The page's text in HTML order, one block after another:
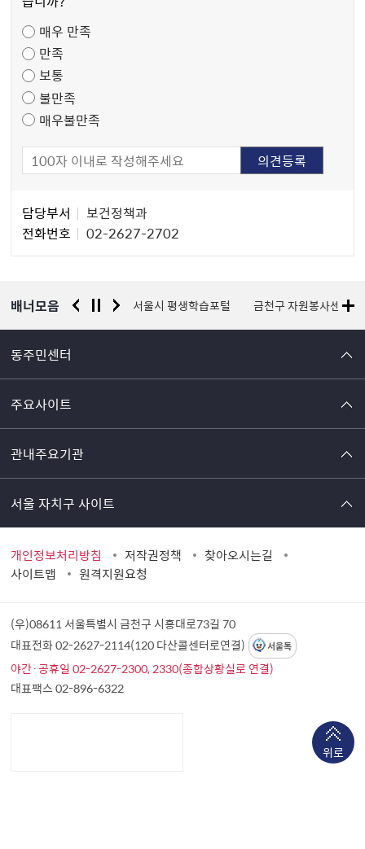
도
조
사
매우 만족
만족
보통
불만족
매우불만족
자
담당부서
보건정책과
전화번호
02-2627-2702
배너모음
경찰청 유실물 통합포털 서울시 평생학습포털 금천구 자원봉사센터
동주민센터
주요사이트
관내주요기관
서울 자치구 사이트
개인정보처리방침 저작권정책
찾아오시는길
사이트맵
원격지원요청
위로
(우)08611 서울특별시 금천구 시흥대로73길 70
대표전화 02-2627-2114(120 다산콜센터로연결)
서울톡
야간·공휴일 02-2627-2300, 2330(종합상황실로 연결)
대표팩스 02-896-6322